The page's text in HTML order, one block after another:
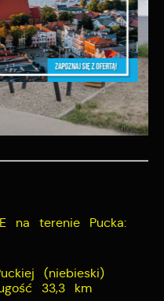
na terenie Pucka:
(niebieski)
33,3 km